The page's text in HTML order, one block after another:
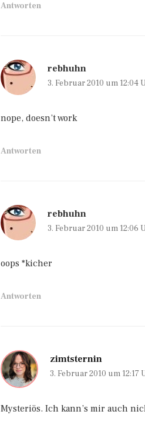
Antworten
rebhuhn
3. Februar 2010 um 12:04
nope, doesn’t work
Antworten
rebhuhn
3. Februar 2010 um 12:06
oops *kicher
Antworten
zimtsternin
3. Februar 2010 um 12:17
Mysteriös. Ich kann’s mir auch